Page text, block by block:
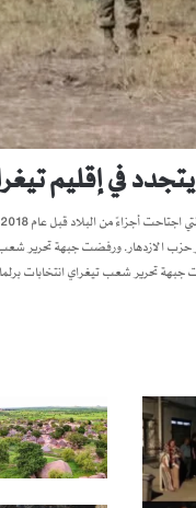
في إقليم
الديمقراطية الثورية للشعب الإثيوبي في عام 2019 إلى ظهور